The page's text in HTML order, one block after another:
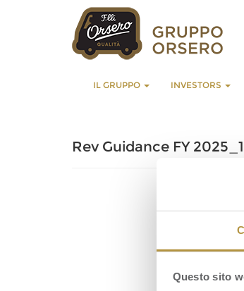
Questo sito
IL GRUPPO INVESTORS
Rev Guidance FY